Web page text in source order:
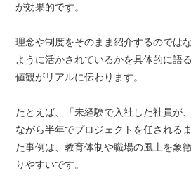
が効果的です。
理念や制度をそのまま紹介するのでは
ように活かされているかを具体的に語
値観がリアルに伝わります。
たとえば、「未経験で入社した社員が
ながら半年でプロジェクトを任される
た事例は、教育体制や職場の風土を象
りやすいです。